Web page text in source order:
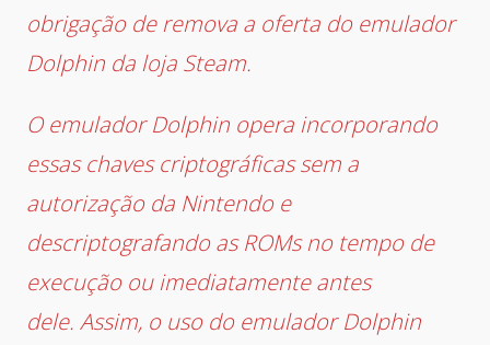
obrigação de remova a oferta do emulador
Dolphin da loja Steam.
O emulador Dolphin opera incorporando
essas chaves criptográficas sem a
autorização da Nintendo e
descriptografando as ROMs no tempo de
execução ou imediatamente antes
dele. Assim, o uso do emulador Dolphin